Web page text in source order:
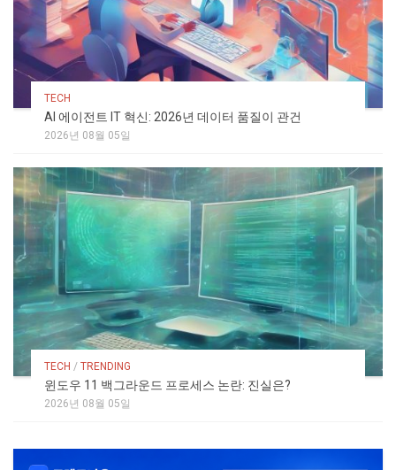
TECH
AI 에이전트 IT 혁신: 2026년 데이터 품질이 관건
2026년 08월 05일
TECH / TRENDING
윈도우 11 백그라운드 프로세스 논란: 진실은?
2026년 08월 05일